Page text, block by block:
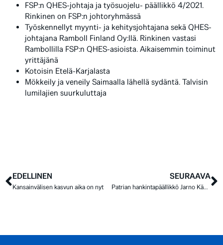
FSP:n QHES-johtaja ja työsuojelu- päällikkö 4/2021.
Rinkinen on FSP:n johtoryhmässä
Työskennellyt myynti- ja kehitysjohtajana sekä QHES-
johtajana Ramboll Finland Oy:llä. Rinkinen vastasi
Rambollilla FSP:n QHES-asioista. Aikaisemmin toiminut
yrittäjänä
Kotoisin Etelä-Karjalasta
Mökkeily ja veneily Saimaalla lähellä sydäntä. Talvisin
lumilajien suurkuluttaja
EDELLINEN
Kansainvälisen kasvun aika on nyt
SEURAAVA
Patrian hankintapäällikkö Jarno Kämäräinen: “FSP:n joustavuus on ensiluokkaista”